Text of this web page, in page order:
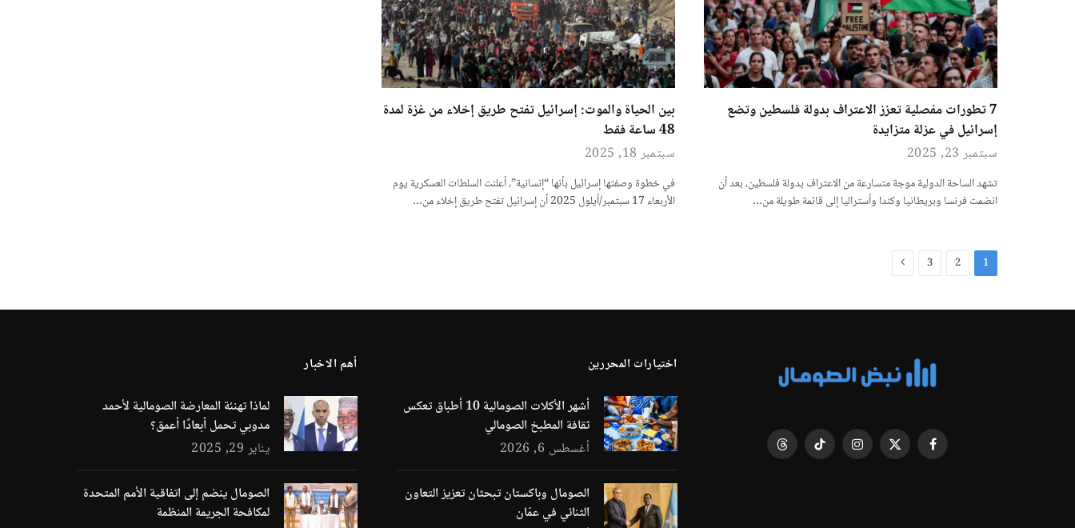
7 تطورات مفصلية تعزز الاعتراف بدولة فلسطين وتضع
إسرائيل في عزلة متزايدة
سبتمبر 23, 2025
تشهد الساحة الدولية موجة متسارعة من الاعتراف بدولة فلسطين، بعد أن
انضمت فرنسا وبريطانيا وكندا وأستراليا إلى قائمة طويلة من…
بين الحياة والموت: إسرائيل تفتح طريق إخلاء من غزة لمدة
48 ساعة فقط
سبتمبر 18, 2025
في خطوة وصفتها إسرائيل بأنها “إنسانية”، أعلنت السلطات العسكرية يوم
الأربعاء 17 سبتمبر/أيلول 2025 أن إسرائيل تفتح طريق إخلاء من…
1
2
3 التالي
فيسبوك X
الانستغرامتيكتوك Threads
اختيارات المحررين
أشهر الأكلات الصومالية 10 أطباق تعكس
ثقافة المطبخ الصومالي
أغسطس 6, 2026
الصومال وباكستان تبحثان تعزيز التعاون
الثنائي في عمّان
أهم الاخبار
لماذا تهنئة المعارضة الصومالية لأحمد
مدوبي تحمل أبعادًا أعمق؟
يناير 29, 2025
الصومال ينضم إلى اتفاقية الأمم المتحدة
لمكافحة الجريمة المنظمة